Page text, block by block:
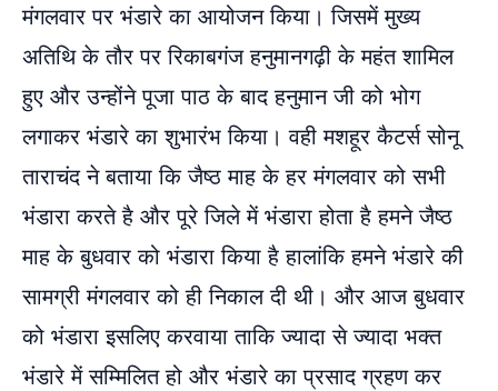
मंगलवार पर भंडारे का आयोजन किया। जिसमें मुख्य
अतिथि के तौर पर रिकाबगंज हनुमानगढ़ी के महंत शामिल
हुए और उन्होंने पूजा पाठ के बाद हनुमान जी को भोग
लगाकर भंडारे का शुभारंभ किया। वही मशहूर कैटर्स सोनू
ताराचंद ने बताया कि जैष्ठ माह के हर मंगलवार को सभी
भंडारा करते है और पूरे जिले में भंडारा होता है हमने जैष्ठ
माह के बुधवार को भंडारा किया है हालांकि हमने भंडारे की
सामग्री मंगलवार को ही निकाल दी थी। और आज बुधवार
को भंडारा इसलिए करवाया ताकि ज्यादा से ज्यादा भक्त
भंडारे में सम्मिलित हो और भंडारे का प्रसाद ग्रहण कर